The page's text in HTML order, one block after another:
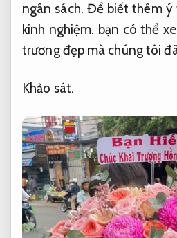
ngân sách. Để biết thêm
kinh nghiệm. bạn có thể
trương đẹp mà chúng tôi
Khảo sát.